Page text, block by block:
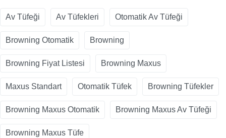
Av Tüfeği Av Tüfekleri Otomatik Av Tüfeği
Browning Otomatik Browning
Browning Fiyat Listesi Browning Maxus
Maxus Standart Otomatik Tüfek Browning Tüfekler
Browning Maxus Otomatik Browning Maxus Av Tüfeği
Browning Maxus Tüfe